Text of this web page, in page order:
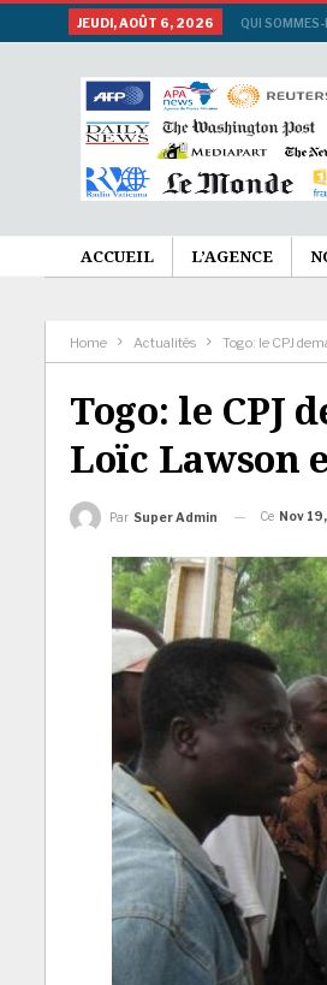
JEUDI, AOÛT 6, 2026 QUI SOMMES-
ACCUEIL L’AGENCE
Home Actualités Togo: le CPJ
Togo: le CPJ
Loïc Lawson
Par Super Admin Ce Nov